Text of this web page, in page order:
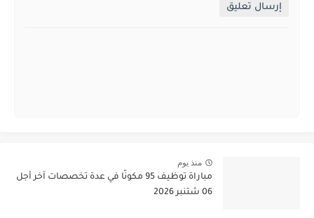
إرسال تعليق
منذ يوم
مباراة توظيف 95 مكونًا في عدة تخصصات آخر أجل
06 شتنبر 2026